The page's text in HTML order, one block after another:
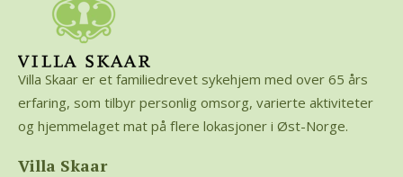
Villa Skaar er et familiedrevet sykehjem med over 65 års
erfaring, som tilbyr personlig omsorg, varierte aktiviteter
og hjemmelaget mat på flere lokasjoner i Øst-Norge.
Villa Skaar